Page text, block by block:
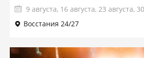
9 августа, 16 августа, 23 августа,
Восстания 24/27